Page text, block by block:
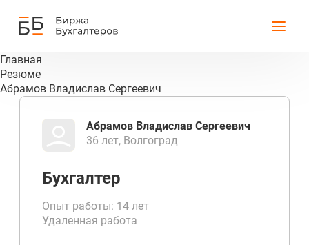
Главная
Резюме
Абрамов Владислав Сергеевич
Абрамов Владислав Сергеевич
36 лет, Волгоград
Бухгалтер
Опыт работы: 14 лет
Удаленная работа